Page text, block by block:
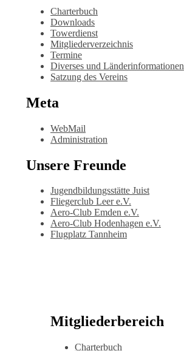
Charterbuch
Downloads
Towerdienst
Mitgliederverzeichnis
Termine
Diverses und Länderinformationen
Satzung des Vereins
Meta
WebMail
Administration
Unsere Freunde
Jugendbildungsstätte Juist
Fliegerclub Leer e.V.
Aero-Club Emden e.V.
Aero-Club Hodenhagen e.V.
Flugplatz Tannheim
Mitgliederbereich
Charterbuch